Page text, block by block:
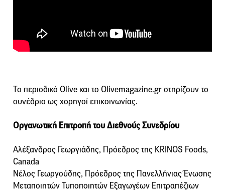
Το περιοδικό Olive και το Olivemagazine.gr στηρίζουν το
συνέδριο ως χορηγοί επικοινωνίας.
Οργανωτική Επιτροπή του Διεθνούς Συνεδρίου
Αλέξανδρος Γεωργιάδης, Πρόεδρος της KRINOS Foods,
Canada
Νέλος Γεωργούδης, Πρόεδρος της Πανελλήνιας Ένωσης
Μεταποιητών Τυποποιητών Εξαγωγέων Επιτραπέζιων